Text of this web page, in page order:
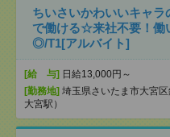
ちいさいかわいいキャ
で働ける☆来社不要！働
◎/T1[アルバイト]
[給 与] 日給13,000円～
[勤務地] 埼玉県さいたま市大宮区
大宮駅）